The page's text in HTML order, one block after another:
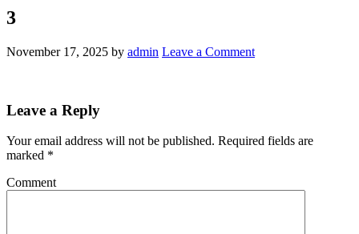
3
November 17, 2025 by admin Leave a Comment
Leave a Reply
Your email address will not be published. Required fields are
marked *
Comment